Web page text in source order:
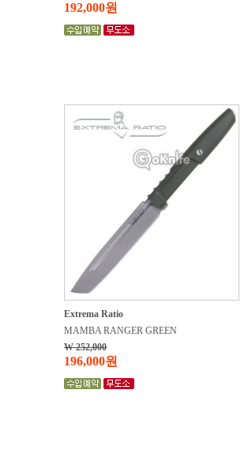
192,000원
Extrema Ratio
MAMBA RANGER GREEN
W 252,000
196,000원